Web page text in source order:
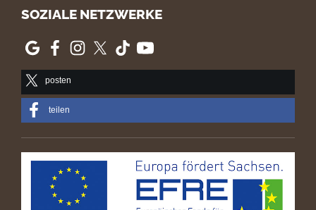
SOZIALE NETZWERKE
posten
teilen